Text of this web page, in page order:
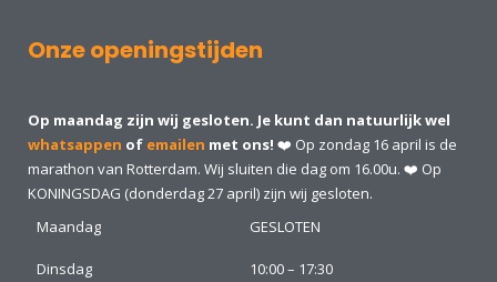
Onze openingstijden
Op maandag zijn wij gesloten. Je kunt dan natuurlijk wel
whatsappen of emailen met ons! ❤️ Op zondag 16 april is de
marathon van Rotterdam. Wij sluiten die dag om 16.00u. ❤️ Op
KONINGSDAG (donderdag 27 april) zijn wij gesloten.
Maandag
GESLOTEN
Dinsdag 10:00 – 17:30